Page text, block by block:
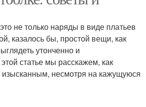
не только наряды в виде платьев
казалось бы, простой вещи, как
утонченно и
статье мы расскажем, как
изысканным, несмотря на кажущуюся